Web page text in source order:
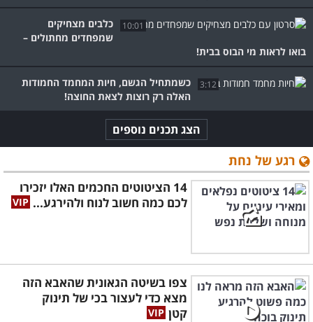
10:01
כלבים מצחיקים
שמפחדים מחתולים –
בואו לראות מי הבוס בבית!
3:12
כשמתחיל הגשם, חיות המחמד החמודות
האלה רק רוצות לצאת החוצה!
הצג תכנים נוספים
רגע של נחת
14 הציטוטים החכמים האלו יזכירו
לכם כמה חשוב לנוח ולהירגע...
צפו בשיטה הגאונית שהאבא הזה
מצא כדי לעצור בכי של תינוק
קטן